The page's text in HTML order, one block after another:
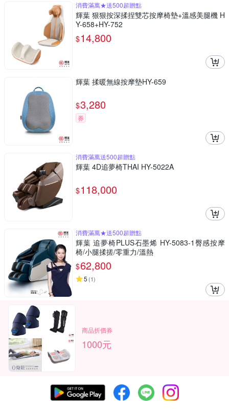
消費滿萬★送500超贈點
輝葉 狠狠按深揉捏雙芯按摩椅墊+溫感美腿機 H
Y-658+HY-752
$14,800
輝葉 揉暖無線按摩墊HY-659
$3,280
券
消費滿萬送500超贈點
輝葉 4D追夢椅THAI HY-5022A
$118,000
消費滿萬★送500超贈點
輝葉 追夢椅PLUS石墨烯 HY-5083-1臀感按摩
椅/小腿揉搓/零重力/溫熱
$62,800
5 (1)
商品折價券
1000元